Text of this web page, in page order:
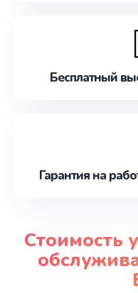
Бесплатный
Гарантия на
Стоимость